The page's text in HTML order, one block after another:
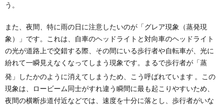
う。
また、夜間、特に雨の日に注意したいのが「グレア現象（蒸発現
象）」です。これは、自車のヘッドライトと対向車のヘッドライト
の光が道路上で交錯する際、その間にいる歩行者や自転車が、光に
紛れて一瞬見えなくなってしまう現象です。まるで歩行者が「蒸
発」したかのように消えてしまうため、こう呼ばれています 。この
現象は、ロービーム同士がすれ違う瞬間に最も起こりやすいため、
夜間の横断歩道付近などでは、速度を十分に落とし、歩行者がいな